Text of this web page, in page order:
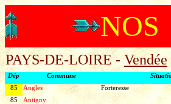
PAYS-DE-LOIRE - Vendée
Dép Commune
85
Angles Forteresse
85
Antigny